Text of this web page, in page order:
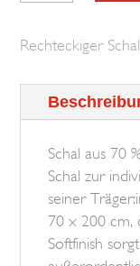
Menge
Rechteckiger
Schal aus 70
Schal zur
seiner
70 x 200 cm,
Softfinish